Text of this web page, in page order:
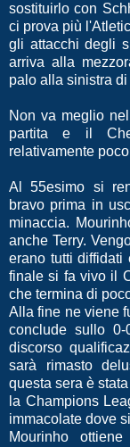
sostituirlo con
ci prova più
gli attacchi degli
arriva alla
palo alla sinistra di
Non va meglio
partita e il
relativamente
Al 55esimo si
bravo prima in
minaccia.
anche Terry.
erano tutti diffidati
finale si fa vivo il
che termina di
Alla fine ne viene
conclude sullo
discorso
sarà rimasto
questa sera è
la Champions
immacolate dove
Mourinho